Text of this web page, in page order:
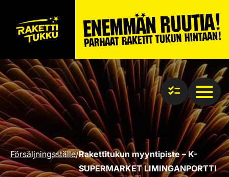
Försäljningsställe/Rakettitukun myyntipiste – K-
SUPERMARKET LIMINGANPORTTI